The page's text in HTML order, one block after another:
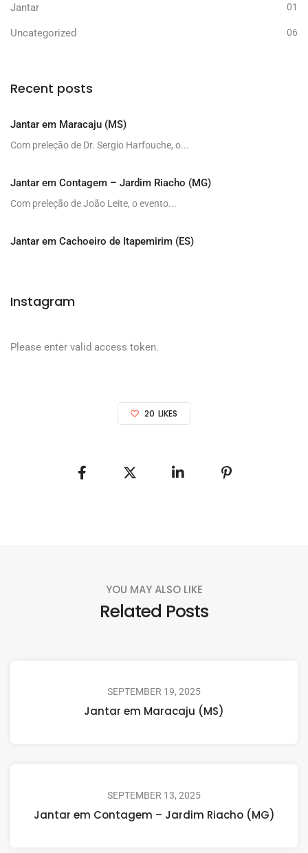
Jantar 01
Uncategorized 06
Recent posts
Jantar em Maracaju (MS)
Com preleção de Dr. Sergio Harfouche, o...
Jantar em Contagem – Jardim Riacho (MG)
Com preleção de João Leite, o evento...
Jantar em Cachoeiro de Itapemirim (ES)
Instagram
Please enter valid access token.
20 LIKES
YOU MAY ALSO LIKE
Related Posts
SEPTEMBER 19, 2025
Jantar em Maracaju (MS)
SEPTEMBER 13, 2025
Jantar em Contagem – Jardim Riacho (MG)